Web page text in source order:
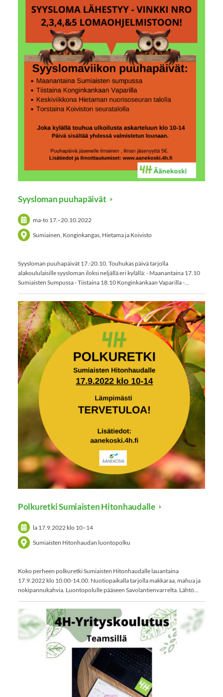
Syysloman puuhapäivät
ma-to 17. –20.10.2022
Sumiainen, Konginkangas, Hietama ja Koivisto
Syysloman puuhapäivät 17.-20.10. Touhukas päivä tarjolla
alakoululaisille syysloman iloksi neljällä eri kylällä: - Maanantaina 17.10
Sumiaisten Sumpussa - Tiistaina 18.10 Konginkankaan Vaparilla -…
Polkuretki Sumiaisten Hitonhaudalle
la 17.9.2022 klo 10–14
Sumiaisten Hitonhaudan luontopolku
Koko perheen polkuretki Sumiaisten Hitonhaudalle lauantaina
17.9.2022 klo 10.00-14.00. Nuotiopaikalla tarjolla makkaraa, mahua ja
nokipannukahvia. Luontopolulle pääseen Savolantienvarrelta. Lähtö…